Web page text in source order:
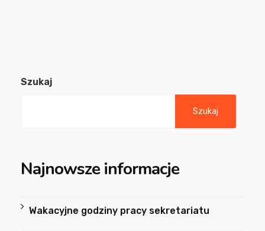
Szukaj
Szukaj
Najnowsze informacje
Wakacyjne godziny pracy sekretariatu